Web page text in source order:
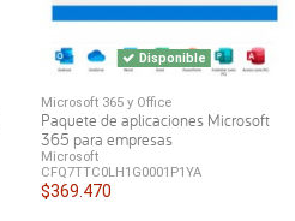
Disponible
Microsoft 365 y Office
Paquete de aplicaciones Microsoft
365 para empresas
Microsoft
CFQ7TTC0LH1G0001P1YA
$369.470